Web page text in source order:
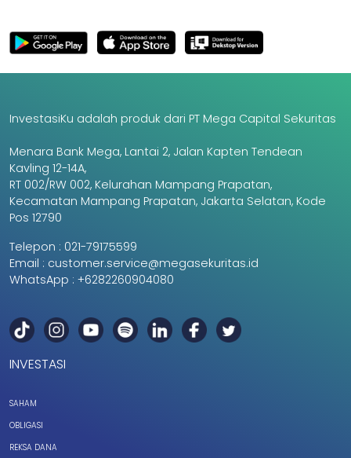
InvestasiKu adalah produk dari PT Mega Capital Sekuritas
Menara Bank Mega, Lantai 2, Jalan Kapten Tendean
Kavling 12-14A,
RT 002/RW 002, Kelurahan Mampang Prapatan,
Kecamatan Mampang Prapatan, Jakarta Selatan, Kode
Pos 12790
Telepon : 021-79175599
Email : customer.service@megasekuritas.id
WhatsApp : +6282260904080
INVESTASI
SAHAM
OBLIGASI
REKSA DANA